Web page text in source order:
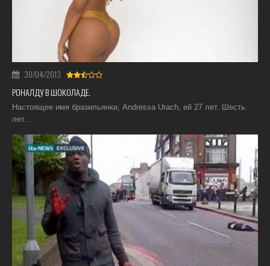
30/04/2013
РОНАЛДУ В ШОКОЛАДЕ.
Настоящее имя бразильянки, Andressa Urach, ей 27 лет. Шесть
лет…